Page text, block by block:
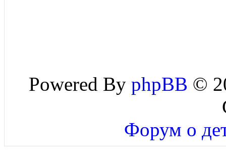
Powered By phpBB ©
Форум о